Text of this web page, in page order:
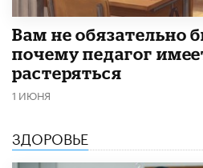
​Вам не обязательно
почему педагог
растеряться
1 ИЮНЯ
ЗДОРОВЬЕ